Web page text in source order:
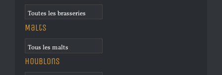
Malts
Houblons